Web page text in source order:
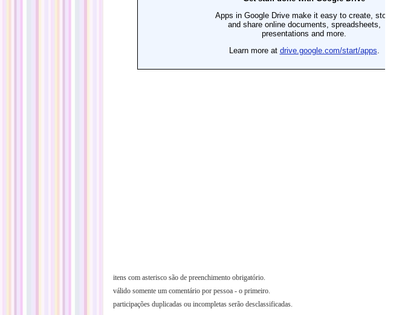
itens com asterisco são de preenchimento obrigatório.
válido somente um comentário por pessoa - o primeiro.
participações duplicadas ou incompletas serão desclassificadas.